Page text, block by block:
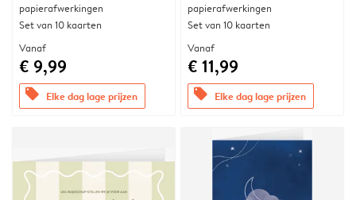
papierafwerkingen
Set van 10 kaarten
Vanaf
€ 9,99
offers Elke dag lage prijzen
papierafwerkingen
Set van 10 kaarten
Vanaf
€ 11,99
offers Elke dag lage prijzen